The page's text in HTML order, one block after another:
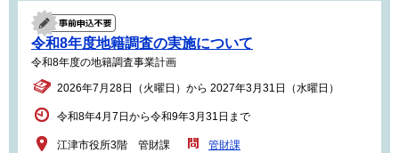
令和8年度地籍調査の実施について
令和8年度の地籍調査事業計画
2026年7月28日（火曜日）から 2027年3月31日（水曜日）
令和8年4月7日から令和9年3月31日まで
江津市役所3階 管財課 管財課